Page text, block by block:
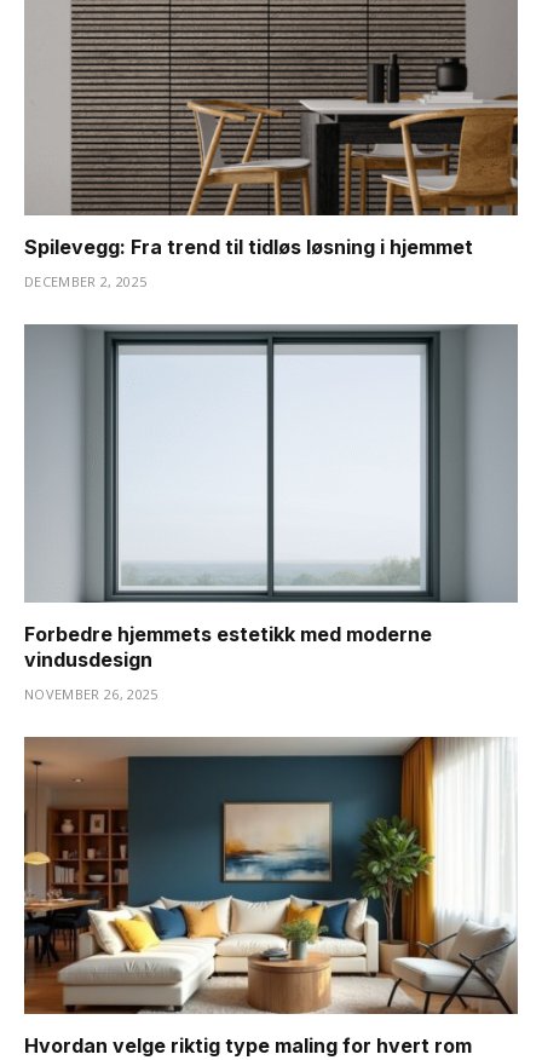
Spilevegg: Fra trend til tidløs løsning i hjemmet
DECEMBER 2, 2025
Forbedre hjemmets estetikk med moderne
vindusdesign
NOVEMBER 26, 2025
Hvordan velge riktig type maling for hvert rom